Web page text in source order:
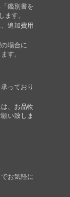
鑑別書を
す。
追加費用
場合に
す。
っており
、お品物
い致しま
お気軽に